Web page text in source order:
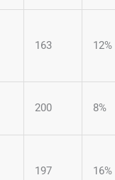
163 12%
200 8%
197 16%